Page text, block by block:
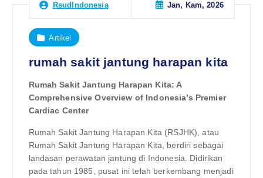
RsudIndonesia Jan, Kam, 2026
Artikel
rumah sakit jantung harapan kita
Rumah Sakit Jantung Harapan Kita: A
Comprehensive Overview of Indonesia’s Premier
Cardiac Center
Rumah Sakit Jantung Harapan Kita (RSJHK), atau
Rumah Sakit Jantung Harapan Kita, berdiri sebagai
landasan perawatan jantung di Indonesia. Didirikan
pada tahun 1985, pusat ini telah berkembang menjadi